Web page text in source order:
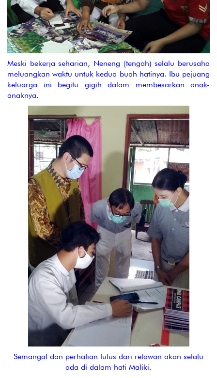
Meski bekerja seharian, Neneng (tengah) selalu berusaha
meluangkan waktu untuk kedua buah hatinya. Ibu pejuang
keluarga ini begitu gigih dalam membesarkan anak-
anaknya.
Semangat dan perhatian tulus dari relawan akan selalu
ada di dalam hati Maliki.